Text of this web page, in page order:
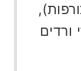
ורדים